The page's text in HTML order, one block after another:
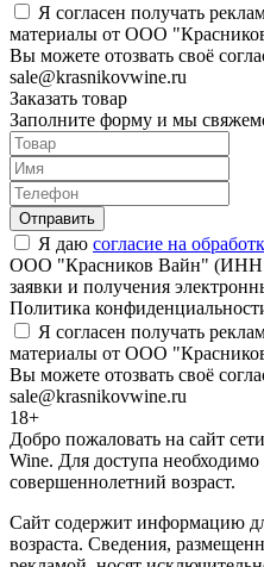
Я согласен получать
материалы от ООО
Вы можете отозвать своё
sale@krasnikovwine.ru
Заказать товар
Заполните форму и мы
Отправить
Я даю согласие на
ООО "Красников Вайн" (ИНН
заявки и получения
Политика
Я согласен получать
материалы от ООО
Вы можете отозвать своё
sale@krasnikovwine.ru
18+
Добро пожаловать на сайт
Wine. Для доступа необходимо
совершеннолетний возраст.
Сайт содержит информацию
возраста. Сведения,